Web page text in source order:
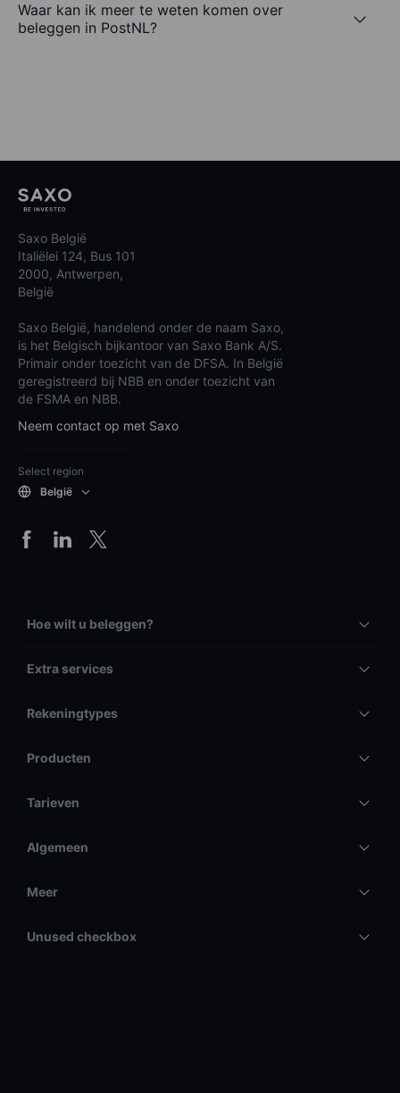
Waar kan ik meer te weten komen over
beleggen in PostNL?
Saxo België
Italiëlei 124, Bus 101
2000, Antwerpen,
België
Saxo België, handelend onder de naam Saxo,
is het Belgisch bijkantoor van Saxo Bank A/S.
Primair onder toezicht van de DFSA. In België
geregistreerd bij NBB en onder toezicht van
de FSMA en NBB.
Neem contact op met Saxo
Select region
België
Hoe wilt u beleggen?
Extra services
Rekeningtypes
Producten
Tarieven
Algemeen
Meer
Unused checkbox